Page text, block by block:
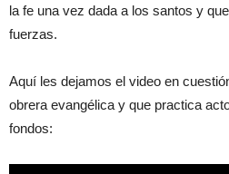
la fe una vez dada a los santos y
fuerzas.
Aquí les dejamos el video en
obrera evangélica y que practica
fondos: